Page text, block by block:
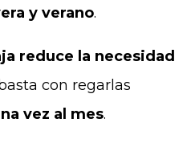
y verano.
reduce la necesidad
con regarlas
vez al mes.